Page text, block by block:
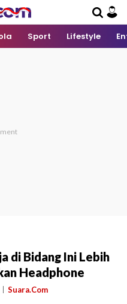
Sport Lifestyle
di Bidang Ini Lebih
Headphone
Suara.Com